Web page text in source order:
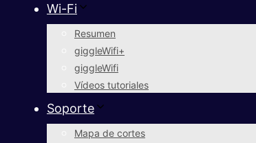
Wi-Fi
Resumen
giggleWifi+
giggleWifi
Vídeos tutoriales
Soporte
Mapa de cortes